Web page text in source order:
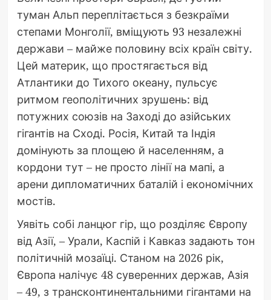
туман Альп переплітається з безкраїми
степами Монголії, вміщують 93 незалежні
держави – майже половину всіх країн світу.
Цей материк, що простягається від
Атлантики до Тихого океану, пульсує
ритмом геополітичних зрушень: від
потужних союзів на Заході до азійських
гігантів на Сході. Росія, Китай та Індія
домінують за площею й населенням, а
кордони тут – не просто лінії на мапі, а
арени дипломатичних баталій і економічних
мостів.
Уявіть собі ланцюг гір, що розділяє Європу
від Азії, – Урали, Каспій і Кавказ задають тон
політичній мозаїці. Станом на 2026 рік,
Європа налічує 48 суверенних держав, Азія
– 49, з трансконтинентальними гігантами на